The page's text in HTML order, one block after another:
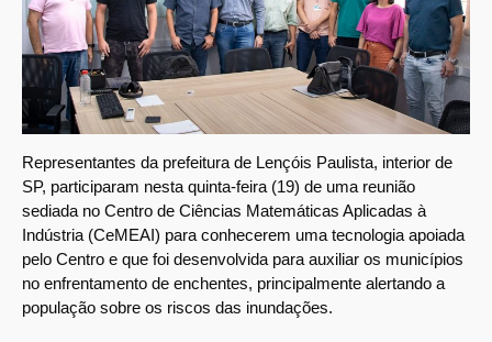
Representantes da prefeitura de Lençóis Paulista, interior de
SP, participaram nesta quinta-feira (19) de uma reunião
sediada no Centro de Ciências Matemáticas Aplicadas à
Indústria (CeMEAI) para conhecerem uma tecnologia apoiada
pelo Centro e que foi desenvolvida para auxiliar os municípios
no enfrentamento de enchentes, principalmente alertando a
população sobre os riscos das inundações.